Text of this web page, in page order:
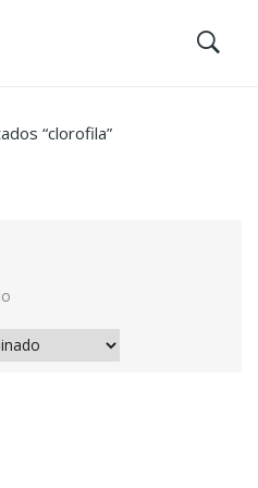
“clorofila”